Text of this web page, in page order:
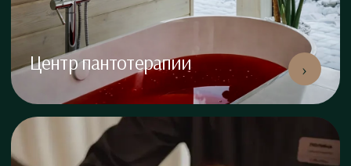
Центр пантотерапии ›